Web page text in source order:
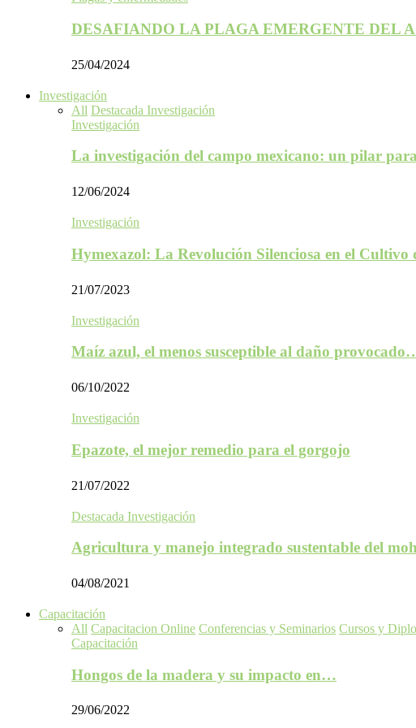
DESAFIANDO LA PLAGA EMERGENTE DEL
25/04/2024
Investigación
All Destacada Investigación
Investigación
La investigación del campo mexicano: un pilar
12/06/2024
Investigación
Hymexazol: La Revolución Silenciosa en el
21/07/2023
Investigación
Maíz azul, el menos susceptible al daño
06/10/2022
Investigación
Epazote, el mejor remedio para el gorgojo
21/07/2022
Destacada Investigación
Agricultura y manejo integrado sustentable del
04/08/2021
Capacitación
All Capacitacion Online Conferencias y Seminarios Cursos y
Capacitación
Hongos de la madera y su impacto en…
29/06/2022